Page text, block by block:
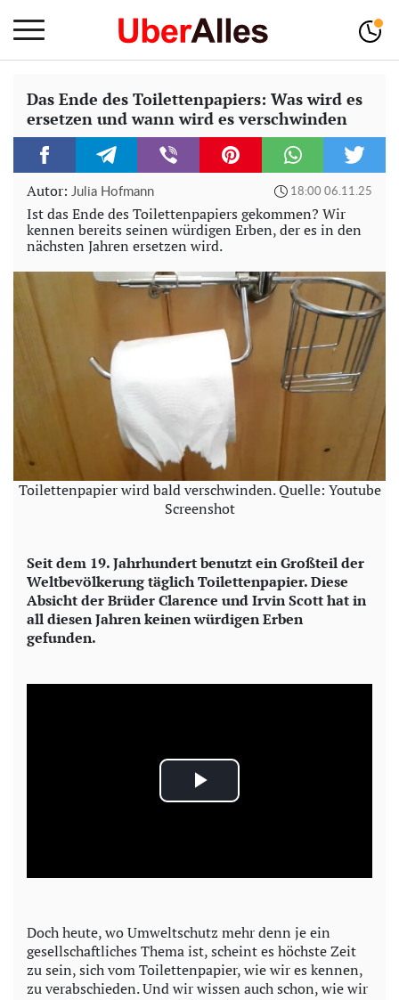
Das Ende des Toilettenpapiers: Was wird es
ersetzen und wann wird es verschwinden
Autor: Julia Hofmann 18:00 06.11.25
Ist das Ende des Toilettenpapiers gekommen? Wir
kennen bereits seinen würdigen Erben, der es in den
nächsten Jahren ersetzen wird.
Toilettenpapier wird bald verschwinden. Quelle: Youtube
Screenshot
Seit dem 19. Jahrhundert benutzt ein Großteil der
Weltbevölkerung täglich Toilettenpapier. Diese
Absicht der Brüder Clarence und Irvin Scott hat in
all diesen Jahren keinen würdigen Erben
gefunden.
P
a
y
V
Doch heute, wo Umweltschutz mehr denn je ein
gesellschaftliches Thema ist, scheint es höchste Zeit
zu sein, sich vom Toilettenpapier, wie wir es kennen,
zu verabschieden. Und wir wissen auch schon, wie wir